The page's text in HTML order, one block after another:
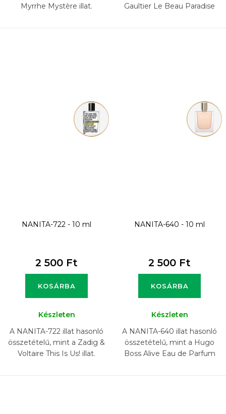
Myrrhe Mystère illat.
Gaultier Le Beau Paradise
NANITA-722 - 10 ml
2 500 Ft
KOSÁRBA
Készleten
A NANITA-722 illat hasonló
összetételű, mint a Zadig &
Voltaire This Is Us! illat.
NANITA-640 - 10 ml
2 500 Ft
KOSÁRBA
Készleten
A NANITA-640 illat hasonló
összetételű, mint a Hugo
Boss Alive Eau de Parfum